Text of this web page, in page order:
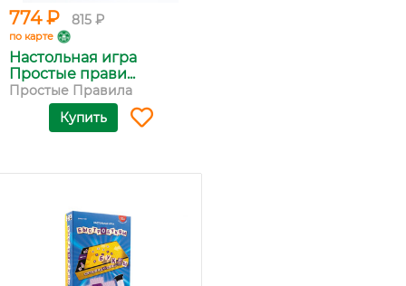
774 ₽ 815 ₽
по карте
Настольная игра
Простые прави...
Простые Правила
Купить